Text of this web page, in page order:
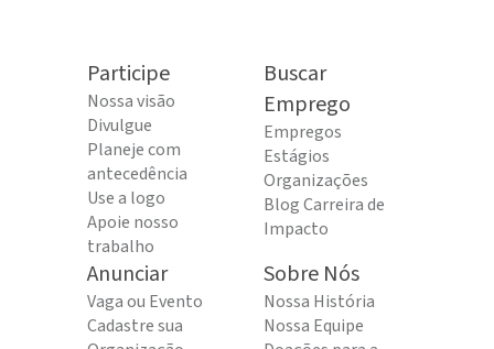
Participe
Nossa visão
Divulgue
Planeje com
antecedência
Use a logo
Apoie nosso
trabalho
Buscar
Emprego
Empregos
Estágios
Organizações
Blog Carreira de
Impacto
Anunciar
Vaga ou Evento
Cadastre sua
Sobre Nós
Nossa História
Nossa Equipe